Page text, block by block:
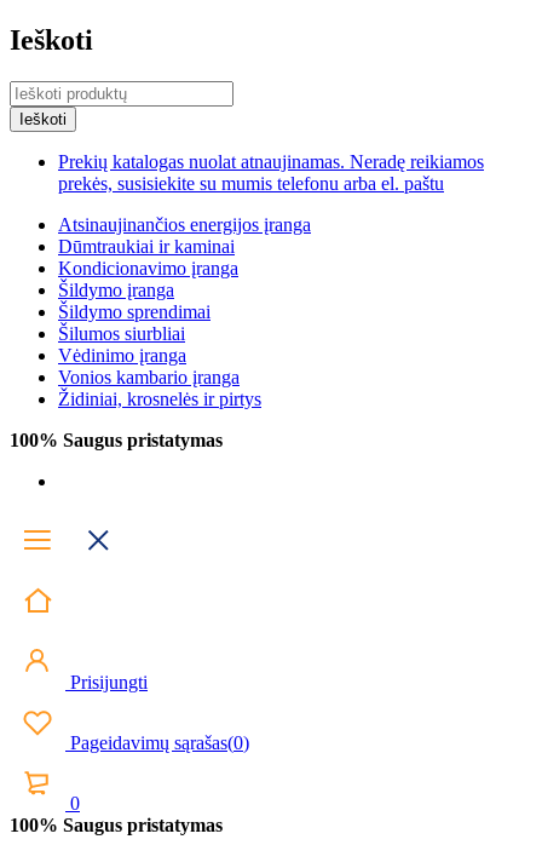
Ieškoti
Prekių katalogas nuolat atnaujinamas. Neradę reikiamos
prekės, susisiekite su mumis telefonu arba el. paštu
Atsinaujinančios energijos įranga
Dūmtraukiai ir kaminai
Kondicionavimo įranga
Šildymo įranga
Šildymo sprendimai
Šilumos siurbliai
Vėdinimo įranga
Vonios kambario įranga
Židiniai, krosnelės ir pirtys
100% Saugus pristatymas
Prisijungti
Pageidavimų sąrašas(0)
0
100% Saugus pristatymas